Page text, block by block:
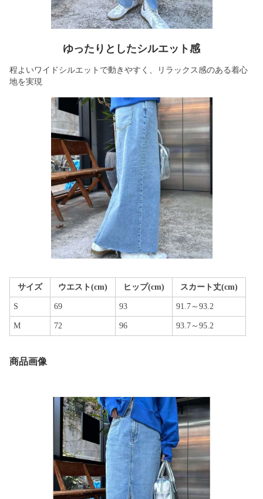
ゆったりとしたシルエット感
程よいワイドシルエットで動きやすく、リラックス感のある着心
地を実現
サイズ ウエスト(cm) ヒップ(cm) スカート丈(cm)
S 69 93 91.7～93.2
M 72 96 93.7～95.2
商品画像